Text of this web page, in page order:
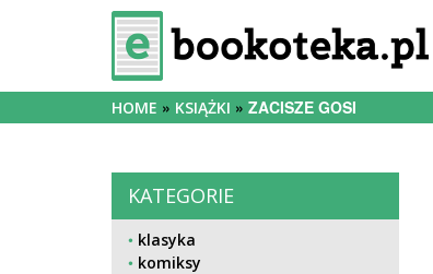
HOME KSIĄŻKI ZACISZE GOSI
KATEGORIE
klasyka
komiksy